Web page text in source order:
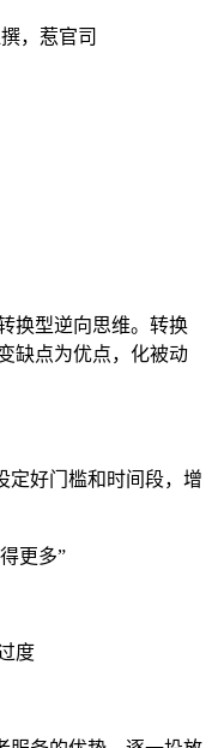
，惹官司
换型逆向思维。转换
缺点为优点，化被动
定好门槛和时间段，增
更多”
度